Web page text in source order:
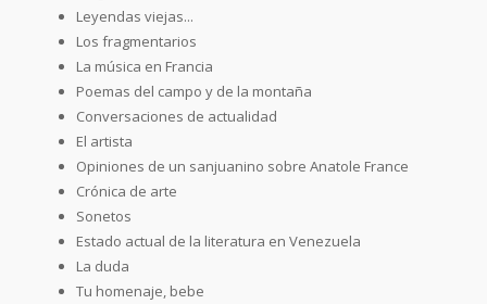
Leyendas viejas...
Los fragmentarios
La música en Francia
Poemas del campo y de la montaña
Conversaciones de actualidad
El artista
Opiniones de un sanjuanino sobre Anatole France
Crónica de arte
Sonetos
Estado actual de la literatura en Venezuela
La duda
Tu homenaje, bebe